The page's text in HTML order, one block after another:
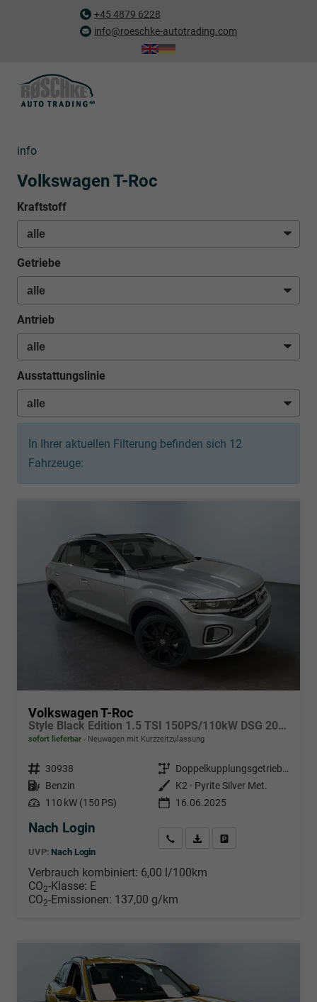
+45 4879 6228
info@roeschke-autotrading.com
info
Volkswagen T-Roc
Kraftstoff
Getriebe
Antrieb
Ausstattungslinie
In Ihrer aktuellen Filterung befinden sich 12
Fahrzeuge:
Volkswagen T-Roc
Style Black Edition 1.5 TSI 150PS/110kW DSG 2025 +Black Paket+19"ALU+MATRIX+PANO
sofort lieferbar Neuwagen mit Kurzzeitzulassung
Fahrzeugnr. 30938 Getriebe
Doppelkupplungsgetriebe (DSG)
Kraftstoff Benzin Außenfarbe K2 - Pyrite Silver Met.
Leistung 110 kW (150 PS) 16.06.2025
Nach Login
UVP: Nach Login
Wir rufen Sie anPDF-Datei, Fahrzeugexposé
Verbrauch kombiniert: 6,00 l/100km
CO2-Klasse: E
CO2-Emissionen: 137,00 g/km